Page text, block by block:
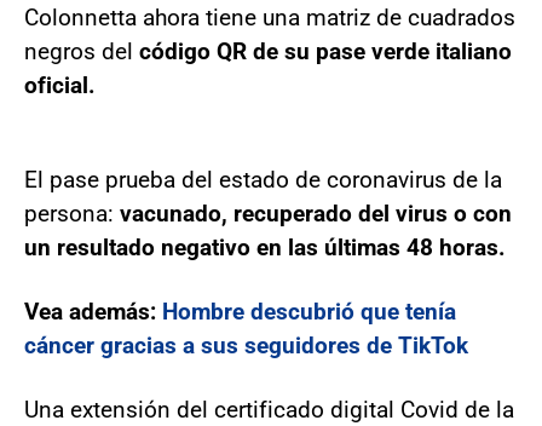
Colonnetta ahora tiene una matriz de cuadrados
negros del código QR de su pase verde italiano
oficial.
El pase prueba del estado de coronavirus de la
persona: vacunado, recuperado del virus o con
un resultado negativo en las últimas 48 horas.
Vea además: Hombre descubrió que tenía
cáncer gracias a sus seguidores de TikTok
Una extensión del certificado digital Covid de la